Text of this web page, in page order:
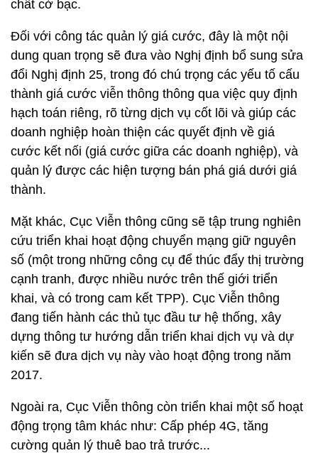
chất cờ bạc.
Đối với công tác quản lý giá cước, đây là một nội
dung quan trọng sẽ đưa vào Nghị định bổ sung sửa
đổi Nghị định 25, trong đó chú trọng các yếu tố cấu
thành giá cước viễn thông thông qua việc quy định
hạch toán riêng, rõ từng dịch vụ cốt lõi và giúp các
doanh nghiệp hoàn thiện các quyết định về giá
cước kết nối (giá cước giữa các doanh nghiệp), và
quản lý được các hiện tượng bán phá giá dưới giá
thành.
Mặt khác, Cục Viễn thông cũng sẽ tập trung nghiên
cứu triển khai hoạt động chuyển mạng giữ nguyên
số (một trong những công cụ để thúc đẩy thị trường
cạnh tranh, được nhiều nước trên thế giới triển
khai, và có trong cam kết TPP). Cục Viễn thông
đang tiến hành các thủ tục đầu tư hệ thống, xây
dựng thông tư hướng dẫn triển khai dịch vụ và dự
kiến sẽ đưa dịch vụ này vào hoạt động trong năm
2017.
Ngoài ra, Cục Viễn thông còn triển khai một số hoạt
động trọng tâm khác như: Cấp phép 4G, tăng
cường quản lý thuê bao trả trước...